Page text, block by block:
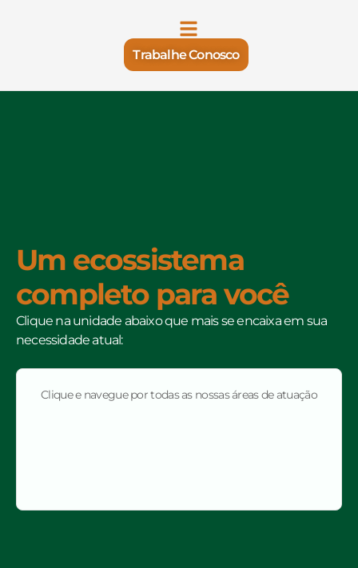
Trabalhe Conosco
Um ecossistema
completo para você
Clique na unidade abaixo que mais se encaixa em sua
necessidade atual:
Clique e navegue por todas as nossas áreas de atuação